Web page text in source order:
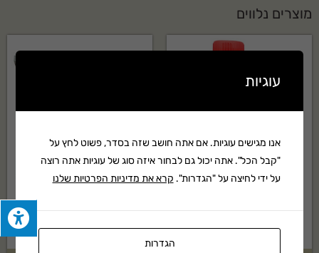
מוצרים נלווים
עוגיות
אנו מגישים עוגיות. אם אתה חושב שזה בסדר, פשוט לחץ על
"קבל הכל". אתה יכול גם לבחור איזה סוג של עוגיות אתה רוצה
על ידי לחיצה על "הגדרות". קרא את מדיניות הפרטיות שלנו
הגדרות